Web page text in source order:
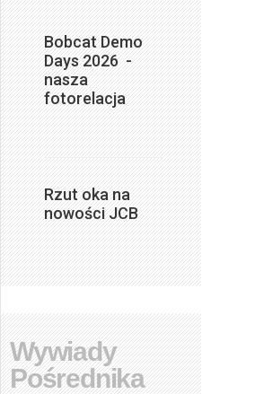
Bobcat Demo
Days 2026 -
nasza
fotorelacja
Rzut oka na
nowości JCB
Wywiady
Pośrednika